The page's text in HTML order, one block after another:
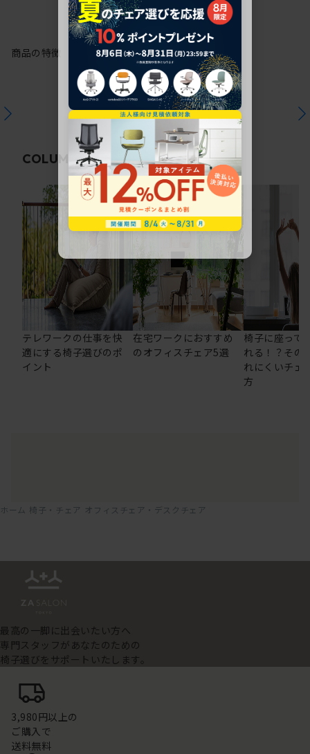
商品の特徴
COLUMN関連コラム
テレワークの仕事を快
適にする椅子選びのポ
イント
在宅ワークにおすすめ
のオフィスチェア5選
椅子に座って
れる！？その
れにくいチェ
方
ホーム 椅子・チェア オフィスチェア・デスクチェア
最高の一脚に出会いたい方へ
専門スタッフがあなたのための
椅子選びをサポートいたします。
3,980円以上の
ご購入で
送料無料